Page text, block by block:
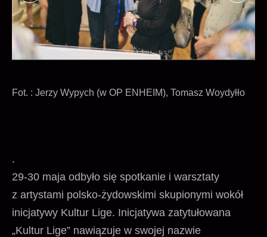
Fot. : Jerzy Wypych (w OP ENHEIM), Tomasz Woydyłło
.
29-30 maja odbyło się spotkanie i warsztaty
z artystami polsko-żydowskimi skupionymi wokół
inicjatywy Kultur Lige. Inicjatywa zatytułowana
„Kultur Lige” nawiązuje w swojej nazwie